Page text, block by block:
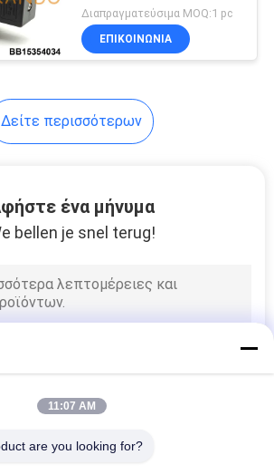
σπειρών 24V βαλβίδων
σωληνοειδών πηγών
νερού
Διαπραγματεύσιμα MOQ:1 pc
ΕΠΙΚΟΙΝΩΝΙΑ
Δείτε περισσότερων
ένα μήνυμα
bellen je snel terug!
11:07 AM
are you looking for?